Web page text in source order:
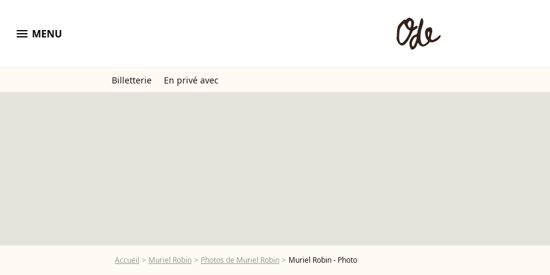
menu MENU
Billetterie En privé avec
Accueil Muriel Robin Photos de Muriel Robin Muriel Robin - Photo